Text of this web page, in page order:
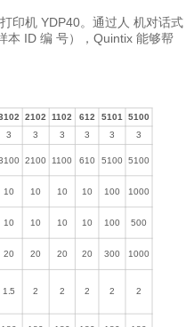
印机 YDP40。通过人 机对话式
本 ID 编 号），Quintix 能够帮
2102 1102 612 5101
5100
3 3 3 3 3
3
2100 1100 610 5100 5100
10 10 10 10 100 1000
10 10 10 10 100 500
20 20 20 20 300 1000
1.5 2 2 2 2 2